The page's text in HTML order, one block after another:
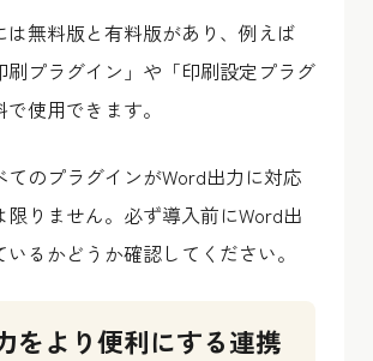
は無料版と有料版があり、​​例えば
刷プラグイン」や「印刷設定プラグ
使用できます。
てのプラグインがWord出力に対応
限りません。必ず導入前にWord出
るかどうか確認してください。
をより便利にする連携